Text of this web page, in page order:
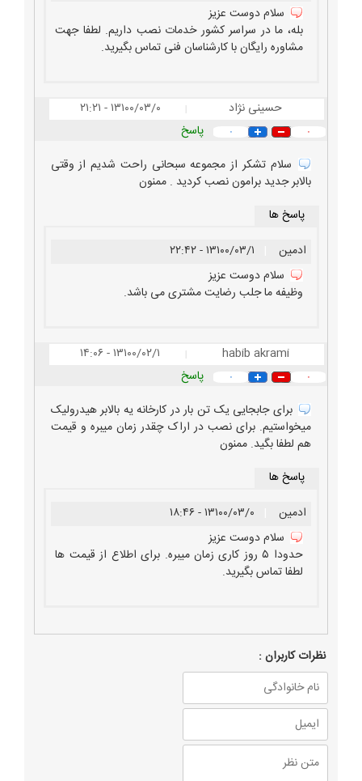
سلام دوست عزیز
بله، ما در سراسر کشور خدمات نصب داریم. لطفا جهت
مشاوره رایگان با کارشناسان فنی تماس بگیرید.
حسینی نژاد | ۱۳۱۰۰/۰۳/۰ - ۲۱:۲۱
۰ ۰
پاسخ
سلام تشکر از مجموعه سبحانی راحت شدیم از وقتی
بالابر جدید برامون نصب کردید . ممنون
پاسخ ها
ادمین
۱۳۱۰۰/۰۳/۱ - ۲۲:۴۲
سلام دوست عزیز
وظیفه ما جلب رضایت مشتری می باشد.
habib akrami
| ۱۳۱۰۰/۰۲/۱ - ۱۴:۰۶
۰ ۰
پاسخ
برای جابجایی یک تن بار در کارخانه یه بالابر هیدرولیک
میخواستیم. برای نصب در اراک چقدر زمان میبره و قیمت
هم لطفا بگید. ممنون
پاسخ ها
ادمین
۱۳۱۰۰/۰۳/۰ - ۱۸:۴۶
سلام دوست عزیز
حدودا ۵ روز کاری زمان میبره. برای اطلاع از قیمت ها
لطفا تماس بگیرید.
نظرات كاربران :